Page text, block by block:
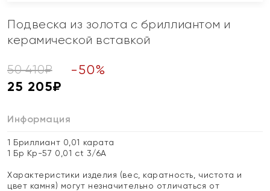
Подвеска из золота с бриллиантом и
керамической вставкой
50 410₽ -50%
25 205₽
Информация
1 Бриллиант 0,01 карата
1 Бр Кр-57 0,01 ct 3/6А
Характеристики изделия (вес, каратность, чистота и
цвет камня) могут незначительно отличаться от